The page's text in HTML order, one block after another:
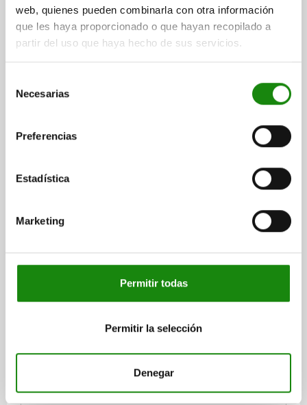
web, quienes pueden combinarla con otra información
que les haya proporcionado o que hayan recopilado a
partir del uso que haya hecho de sus servicios.
Necesarias
Preferencias
Estadística
Marketing
Permitir todas
Permitir la selección
Denegar
Referencia:06902-117910
$180.60
más gastos de envío
EMPUÑADURA CURVA, FORMA:B, A=93,5, L=119,5,
DISTANCIA ENTRE LAS PERFORAC=93,5
CAPACIDAD DE CARGA N=500
FORMA=B
H=35 L1=67,5 S=5,8 T=4,5 T1=19
06902-209406